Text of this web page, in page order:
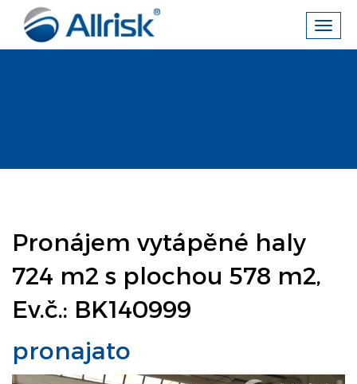
Pronájem vytápěné haly
724 m2 s plochou 578 m2,
Ev.č.: BK140999
pronajato